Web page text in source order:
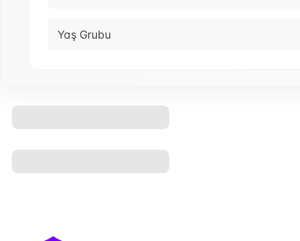
Yaş Grubu